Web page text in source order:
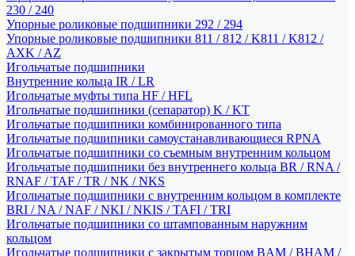
230 / 240
Упорные роликовые подшипники 292 / 294
Упорные роликовые подшипники 811 / 812 / K811 / K812 /
AXK / AZ
Игольчатые подшипники
Внутренние кольца IR / LR
Игольчатые муфты типа HF / HFL
Игольчатые подшипники (сепаратор) K / KT
Игольчатые подшипники комбинированного типа
Игольчатые подшипники самоустанавливающиеся RPNA
Игольчатые подшипники со съемным внутренним кольцом
Игольчатые подшипники без внутреннего кольца BR / RNA /
RNAF / TAF / TR / NK / NKS
Игольчатые подшипники с внутренним кольцом в комплекте
BRI / NA / NAF / NKI / NKIS / TAFI / TRI
Игольчатые подшипники со штампованным наружним
кольцом
Игольчатые подшипники с закрытым торцом BAM / BHAM /